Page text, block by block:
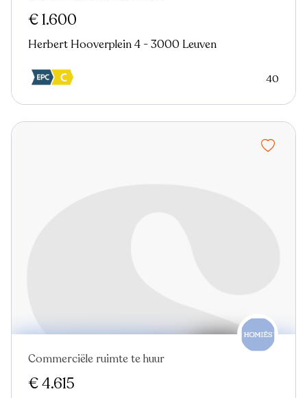
€ 1.600
Herbert Hooverplein 4 - 3000 Leuven
40
Commerciële ruimte te huur
€ 4.615